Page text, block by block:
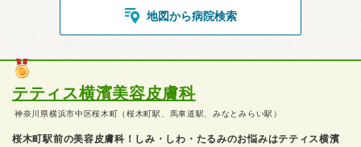
地図から病院検索
テティス横濱美容皮膚科
神奈川県横浜市中区桜木町（桜木町駅、馬車道駅、みなとみらい駅）
桜木町駅前の美容皮膚科！しみ・しわ・たるみのお悩みはテティス横濱